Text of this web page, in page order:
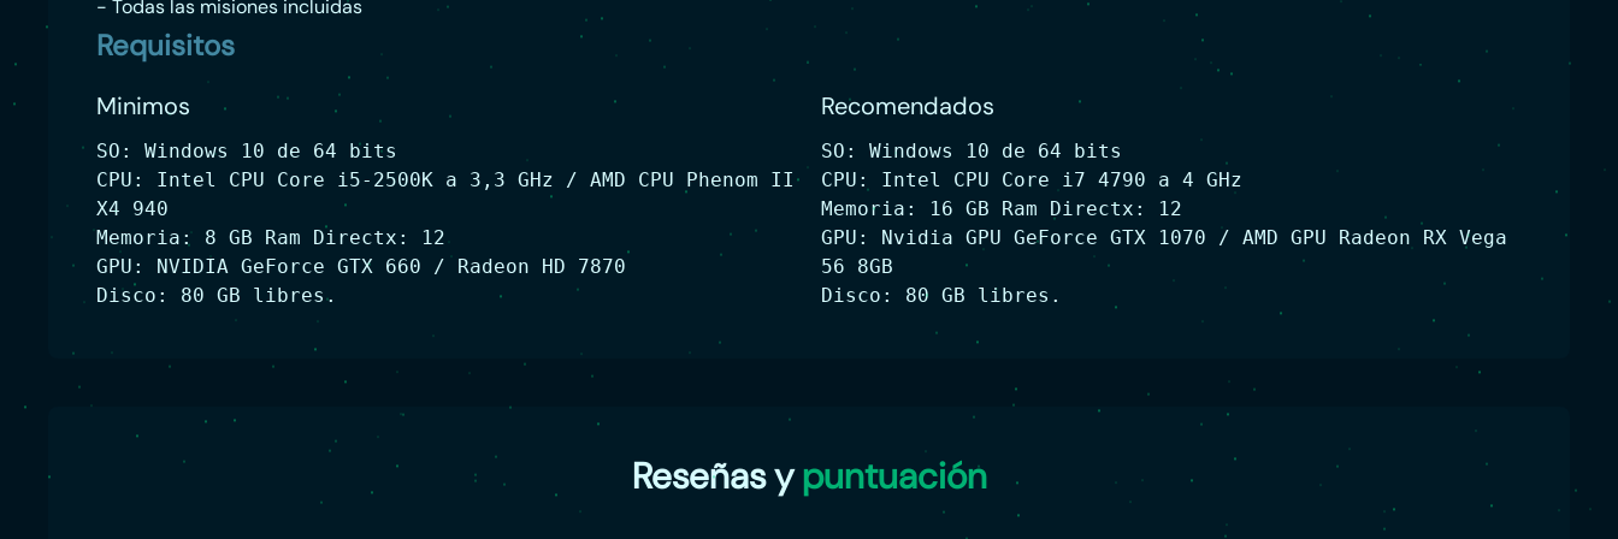
- Todas las misiones incluidas
Requisitos
Minimos
SO: Windows 10 de 64 bits
CPU: Intel CPU Core i5-2500K a 3,3 GHz / AMD CPU Phenom II
X4 940
Memoria: 8 GB Ram Directx: 12
GPU: NVIDIA GeForce GTX 660 / Radeon HD 7870
Disco: 80 GB libres.
Recomendados
SO: Windows 10 de 64 bits
CPU: Intel CPU Core i7 4790 a 4 GHz
Memoria: 16 GB Ram Directx: 12
GPU: Nvidia GPU GeForce GTX 1070 / AMD GPU Radeon RX Vega
56 8GB
Disco: 80 GB libres.
Reseñas ypuntuación